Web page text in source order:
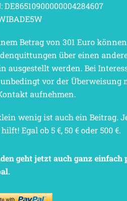
DE86510900000004284607
Betrag von 301 Euro können
über einen
ausgestellt werden. Bei
vor der Überweisung
aufnehmen.
wenig ist auch ein Beitrag.
Egal ob 5 €, 50 € oder 500 €.
geht jetzt auch ganz einfach